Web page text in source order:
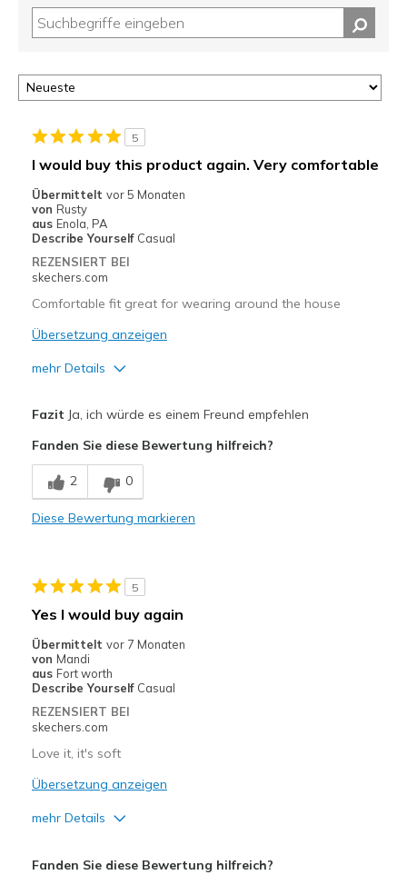
5
I would buy this product again. Very comfortable
Übermittelt vor 5 Monaten
von Rusty
aus Enola, PA
Describe Yourself Casual
REZENSIERT BEI
skechers.com
Comfortable fit great for wearing around the house
Übersetzung anzeigen
mehr Details
Stylish
Nachteile
Two rear pockets where one would be fine
Casual Wear
Sizing
Fazit Ja, ich würde es einem Freund empfehlen
Fanden Sie diese Bewertung hilfreich?
2 0
Diese Bewertung markieren
5
Yes I would buy again
Übermittelt vor 7 Monaten
von Mandi
aus Fort worth
Describe Yourself Casual
REZENSIERT BEI
skechers.com
Love it, it's soft
Übersetzung anzeigen
mehr Details
Fanden Sie diese Bewertung hilfreich?